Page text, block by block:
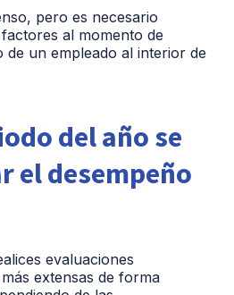
pero es necesario
al momento de
de un empleado al interior de
del año se
el desempeño
evaluaciones
extensas de forma